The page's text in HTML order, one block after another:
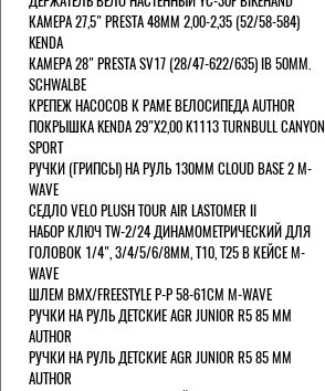
КАМЕРА 27,5" PRESTA 48ММ 2,00-2,35 (52/58-584)
KENDA
КАМЕРА 28" PRESTA SV17 (28/47-622/635) IB 50MM.
SCHWALBE
КРЕПЕЖ НАСОСОВ К РАМЕ ВЕЛОСИПЕДА AUTHOR
ПОКРЫШКА KENDA 29"Х2,00 K1113 TURNBULL CANYON
SPORT
РУЧКИ (ГРИПСЫ) НА РУЛЬ 130ММ CLOUD BASE 2 M-
WAVE
СЕДЛО VELO PLUSH TOUR AIR LASTOMER II
НАБОР КЛЮЧ TW-2/24 ДИНАМОМЕТРИЧЕСКИЙ ДЛЯ
ГОЛОВОК 1/4", 3/4/5/6/8ММ, T10, T25 В КЕЙСЕ M-
WAVE
ШЛЕМ ВМХ/FREESTYLE Р-Р 58-61СМ M-WAVE
РУЧКИ НА РУЛЬ ДЕТСКИЕ AGR JUNIOR R5 85 ММ
AUTHOR
РУЧКИ НА РУЛЬ ДЕТСКИЕ AGR JUNIOR R5 85 ММ
AUTHOR